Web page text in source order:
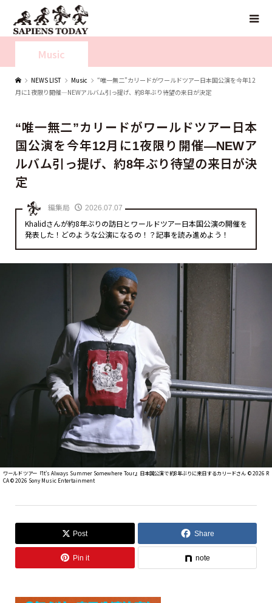
Music
NEWS LIST Music
“唯一無二”カリードがワールドツアー日本国公演を今年12
月に1夜限り開催—NEWアルバム引っ提げ、約8年ぶり待望の来日が決定
“唯一無二”カリードがワールドツアー日本
国公演を今年12月に1夜限り開催—NEWア
ルバム引っ提げ、約8年ぶり待望の来日が決
定
編集局 2026.07.07
Khalidさんが約8年ぶりの訪日とワールドツアー日本国公演の開催を
発表した！どのような公演になるの！？記事を読み進めよう！
ワールドツアー『It's Always Summer Somewhere Tour』日本国公演で約8年ぶりに来日するカリードさん © 2026 R
CA © 2026 Sony Music Entertainment
Post Share
Pin it note